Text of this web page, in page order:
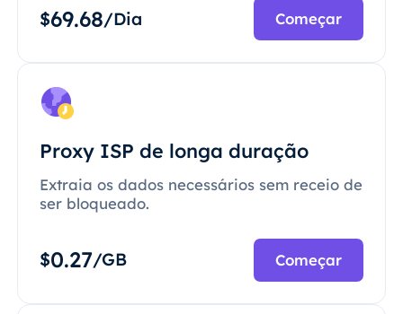
$69.68/Dia Começar
Proxy ISP de longa duração
Extraia os dados necessários sem receio de
ser bloqueado.
$0.27/GB Começar